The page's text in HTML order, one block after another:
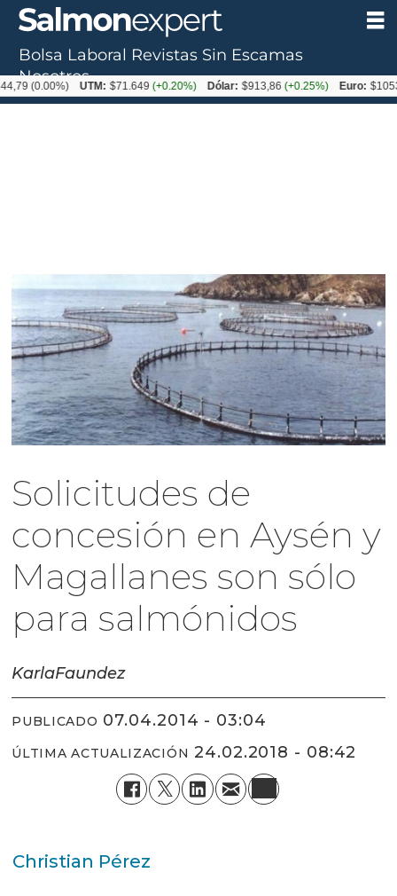
Solicitudes de
concesión en Aysén y
Magallanes son sólo
para salmónidos
KarlaFaundez
PUBLICADO 07.04.2014 - 03:04
ÚLTIMA ACTUALIZACIÓN 24.02.2018 - 08:42
Christian Pérez
Bolsa Laboral Revistas Sin Escamas
Nosotros
UTM: $71.649(+0.20%) Dólar: $913,86(+0.25%) Euro: $1053,08(-